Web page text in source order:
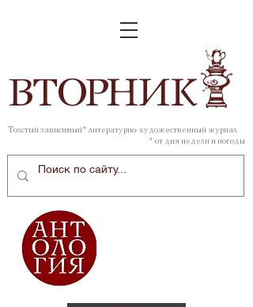
ВТОРНИК
Толстый зависимый* литературно-художественный журнал
* от дня недели и погоды